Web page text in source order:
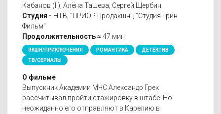
Кабанов (II), Алёна Ташева, Сергей Щербин
Студия - НТВ, "ПРИОР Продакшн", "Студия Грин
Фильм"
Продолжительность ≈ 47 мин
ЭКШН/ПРИКЛЮЧЕНИЯ РОМАНТИКА
ДЕТЕКТИВ
ТВ/СЕРИАЛЫ
О фильме
Выпускник Академии МЧС Александр Грек
рассчитывал пройти стажировку в штабе. Но
неожиданно его отправляют в Карелию в